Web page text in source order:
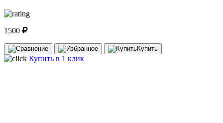
1500
Купить
Купить в 1 клик